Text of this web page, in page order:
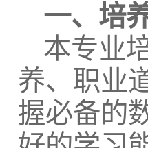
一、培
本专业
养、职业
握必备的